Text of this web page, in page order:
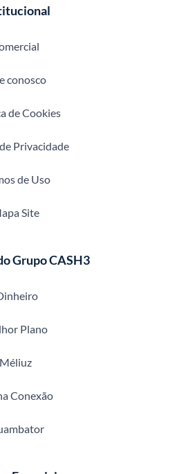
conosco
de Cookies
Privacidade
de Uso
Site
Grupo CASH3
Plano
Méliuz
Conexão